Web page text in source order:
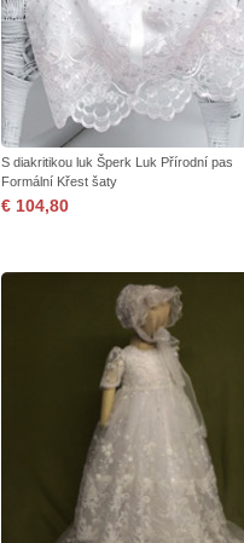
S diakritikou luk Šperk Luk Přírodní pas
Formální Křest šaty
€ 104,80